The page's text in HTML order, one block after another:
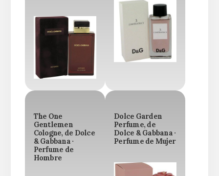
The One
Gentlemen
Cologne, de Dolce
& Gabbana ·
Perfume de
Hombre
Dolce Garden
Perfume, de
Dolce & Gabbana ·
Perfume de Mujer